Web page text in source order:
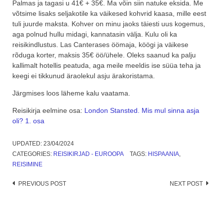
Palmas ja tagasi u 41€ + 35€. Ma võin siin natuke eksida. Me
võtsime lisaks seljakotile ka väikesed kohvrid kaasa, mille eest
tuli juurde maksta. Kohver on minu jaoks täiesti uus kogemus,
aga polnud hullu midagi, kannatasin välja. Kulu oli ka
reisikindlustus. Las Canterases öömaja, köögi ja väikese
rõduga korter, maksis 35€ öö/ühele. Oleks saanud ka palju
kallimalt hotellis peatuda, aga meile meeldis ise süüa teha ja
keegi ei tikkunud äraolekul asju ärakoristama.
Järgmises loos läheme kalu vaatama.
Reisikirja eelmine osa: London Stansted. Mis mul sinna asja
oli? 1. osa
UPDATED: 23/04/2024
CATEGORIES: REISIKIRJAD - EUROOPA TAGS: HISPAANIA,
REISIMINE
Post
PREVIOUS POST NEXT POST